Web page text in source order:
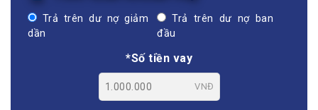
Trả trên dư nợ giảm
dần
Trả trên dư nợ ban
đầu
*Số tiền vay
VNĐ